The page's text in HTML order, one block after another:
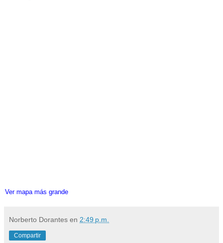
Ver mapa más grande
Norberto Dorantes en 2:49 p.m.
Compartir